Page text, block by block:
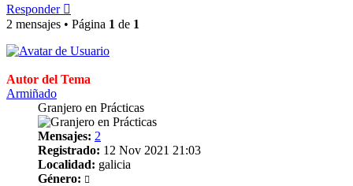
Responder
2 mensajes • Página 1 de 1
Autor del Tema
Armiñado
Granjero en Prácticas
Mensajes: 2
Registrado: 12 Nov 2021 21:03
Localidad: galicia
Género: